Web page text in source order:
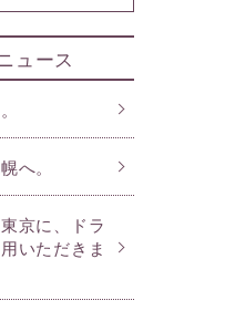
ュース
へ。
京に、ドラ
いただきま